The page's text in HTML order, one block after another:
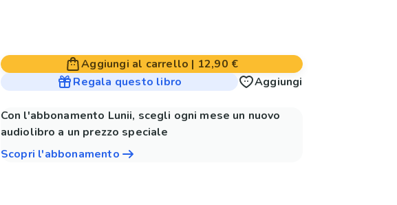
Aggiungi al carrello | 12,90 €
Regala questo libro
Aggiungi
Con l'abbonamento Lunii, scegli ogni mese un nuovo
audiolibro a un prezzo speciale
Scopri l'abbonamento